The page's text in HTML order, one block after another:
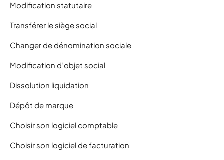
Modification statutaire
Transférer le siège social
Changer de dénomination sociale
Modification d’objet social
Dissolution liquidation
Dépôt de marque
Choisir son logiciel comptable
Choisir son logiciel de facturation